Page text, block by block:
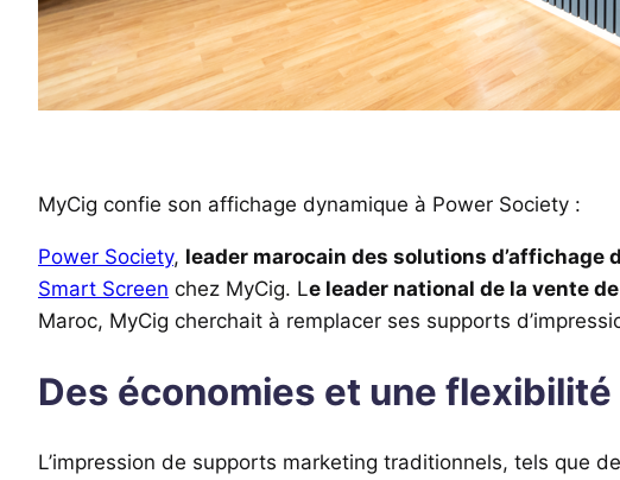
MyCig confie son affichage dynamique à Power Society :
Power Society, leader marocain des solutions
Smart Screen chez MyCig. Le leader national de la vente
Maroc, MyCig cherchait à remplacer ses supports
Des économies et une
L’impression de supports marketing traditionnels, tels que